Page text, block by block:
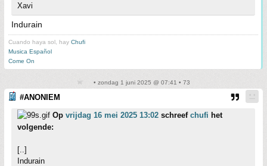
Xavi
Indurain
Cuando haya sol, hay Chufi
Musica Español
Come On
• zondag 1 juni 2025 @ 07:41 • 73
#ANONIEM
Op vrijdag 16 mei 2025 13:02 schreef chufi het
volgende:
[..]
Indurain